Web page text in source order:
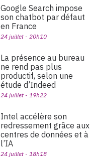
Google Search impose
son chatbot par défaut
en France
24 juillet - 20h10
La présence au bureau
ne rend pas plus
productif, selon une
étude d’Indeed
24 juillet - 19h22
Intel accélère son
redressement grâce aux
centres de données et à
l’IA
24 juillet - 18h18